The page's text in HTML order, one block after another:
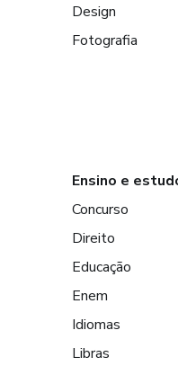
Design
Fotografia
Ensino e
Concurso
Direito
Educação
Enem
Idiomas
Libras